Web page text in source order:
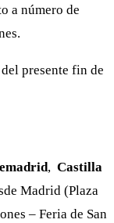
a número de
presente fin de
, Castilla
Madrid (Plaza
– Feria de San